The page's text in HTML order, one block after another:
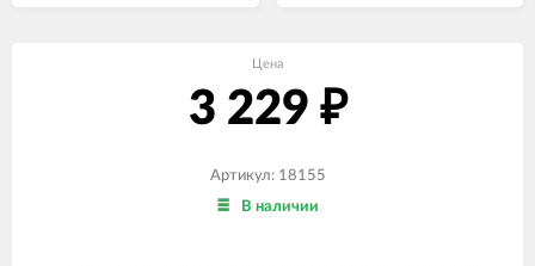
Цена
3 229 ₽
Артикул: 18155
В наличии